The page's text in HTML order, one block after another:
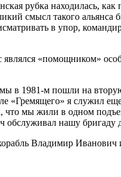
рубка находилась,
смысл такого альянса
в упор,
«помощником»
в 1981-м пошли на
я служил
мы жили в одном
нашу бригаду
Владимир Иванович